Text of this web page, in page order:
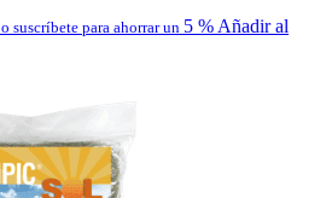
o suscríbete para ahorrar un 5 % Añadir al